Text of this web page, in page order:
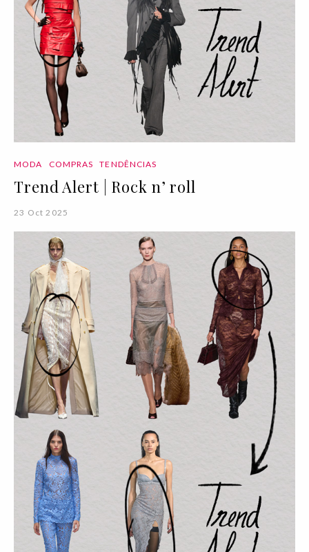
MODA COMPRAS TENDÊNCIAS
Trend Alert | Rock n’ roll
23 Oct 2025